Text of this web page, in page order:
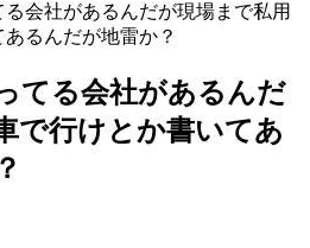
会社があるんだが現場まで私用
るんだが地雷か？
てる会社があるんだ
で行けとか書いてあ